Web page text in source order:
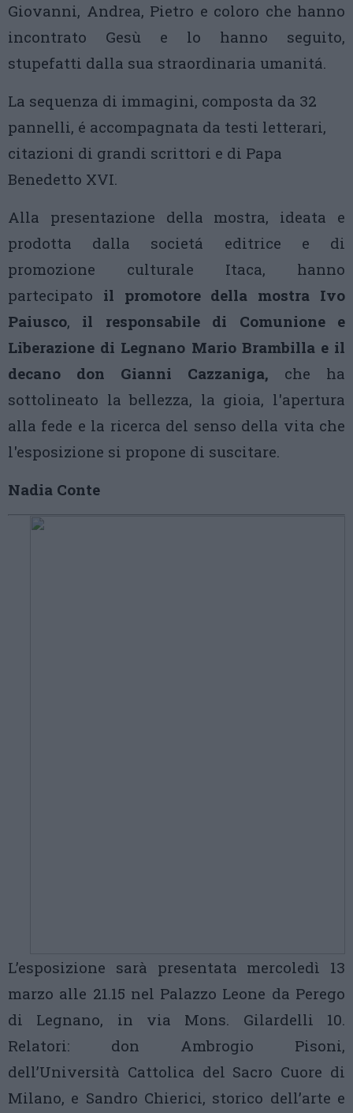
Giovanni, Andrea, Pietro e coloro che hanno
incontrato Gesù e lo hanno seguito,
stupefatti dalla sua straordinaria umanitá.
La sequenza di immagini, composta da 32
pannelli, é accompagnata da testi letterari,
citazioni di grandi scrittori e di Papa
Benedetto XVI.
Alla presentazione della mostra, ideata e
prodotta dalla societá editrice e di
promozione culturale Itaca, hanno
partecipato il promotore della mostra Ivo
Paiusco, il
responsabile di Comunione e
Liberazione di Legnano Mario Brambilla e il
decano don Gianni Cazzaniga, che ha
sottolineato la bellezza, la gioia, l'apertura
alla fede e la ricerca del senso della vita che
l'esposizione si propone di suscitare.
Nadia Conte
L’esposizione sarà presentata mercoledì 13
marzo alle 21.15 nel Palazzo Leone da Perego
di Legnano, in via Mons. Gilardelli 10.
Relatori: don Ambrogio Pisoni,
dell’Università Cattolica del Sacro Cuore di
Milano, e Sandro Chierici, storico dell’arte e